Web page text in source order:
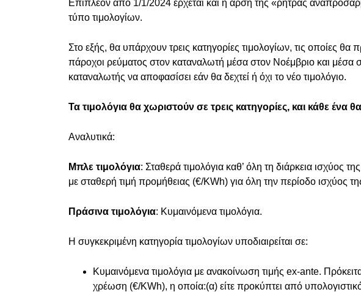
Επιπλέον από 1/1/2024 έρχεται και η άρση της «ρήτρας
τύπο τιμολογίων.
Στο εξής, θα υπάρχουν τρεις κατηγορίες τιμολογίων, τις οποίες θα
πάροχοι ρεύματος στον καταναλωτή μέσα στον Νοέμβριο και μέσα
καταναλωτής να αποφασίσει εάν θα δεχτεί ή όχι το νέο τιμολόγιο.
Τα τιμολόγια θα χωριστούν σε τρεις κατηγορίες, και κάθε ένα
Αναλυτικά:
Μπλε τιμολόγια: Σταθερά τιμολόγια καθ’ όλη τη διάρκεια ισχύος
με σταθερή τιμή προμήθειας (€/KWh) για όλη την περίοδο ισχύος
Πράσινα τιμολόγια: Κυμαινόμενα τιμολόγια.
Η συγκεκριμένη κατηγορία τιμολογίων υποδιαιρείται σε:
Κυμαινόμενα τιμολόγια με ανακοίνωση τιμής ex-ante.
χρέωση (€/KWh), η οποία:(α) είτε προκύπτει από